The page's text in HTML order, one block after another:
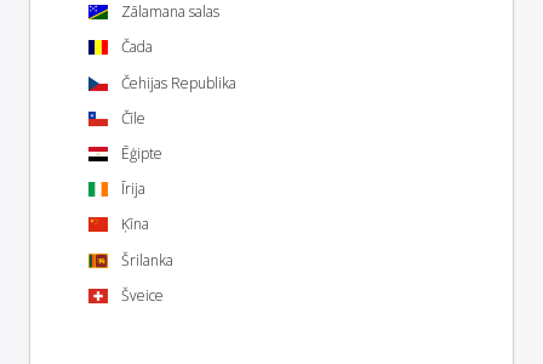
Zālamana salas
Čada
Čehijas Republika
Čīle
Ēģipte
Īrija
Ķīna
Šrilanka
Šveice